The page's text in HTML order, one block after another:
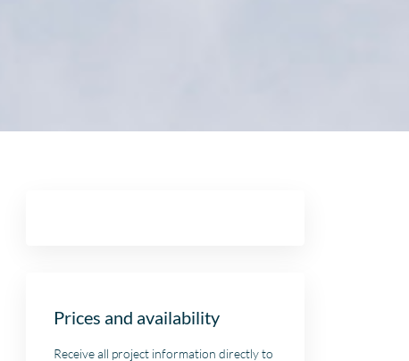
Prices and availability
Receive all project information directly to